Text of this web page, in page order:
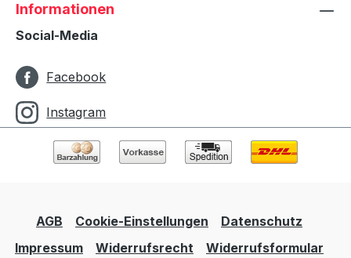
Informationen
Social-Media
Facebook
Instagram
AGB Cookie-Einstellungen
Datenschutz
Impressum
Widerrufsrecht
Widerrufsformular